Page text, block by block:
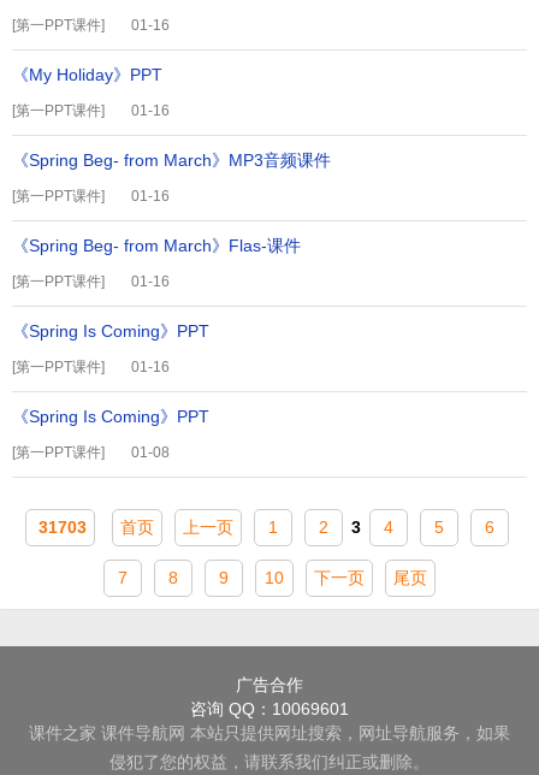
[第一PPT课件] 01-16
[第一PPT课件]
《My Holiday》PPT
01-16
[第一PPT课件]
《Spring Beg- from March》MP3音频课件
01-16
[第一PPT课件]
《Spring Beg- from March》Flas-课件
01-16
[第一PPT课件]
《Spring Is Coming》PPT
01-16
[第一PPT课件]
《Spring Is Coming》PPT
01-08
31703 首页 上一页 1 2 3 4 5 6
7 8 9 10 下一页 尾页
广告合作
咨询 QQ：10069601
课件之家 课件导航网 本站只提供网址搜索，网址导航服务，如果
侵犯了您的权益，请联系我们纠正或删除。